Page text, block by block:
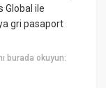
Global ile
gri pasaport
burada okuyun: